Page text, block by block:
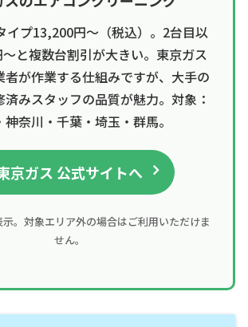
イプ13,200円〜（税込）。2台目以
と複数台割引が大きい。東京ガス
者が作業する仕組みですが、大手の
みスタッフの品質が魅力。対象：
神奈川・千葉・埼玉・群馬。
京ガス 公式サイトへ
。対象エリア外の場合はご利用いただけま
せん。